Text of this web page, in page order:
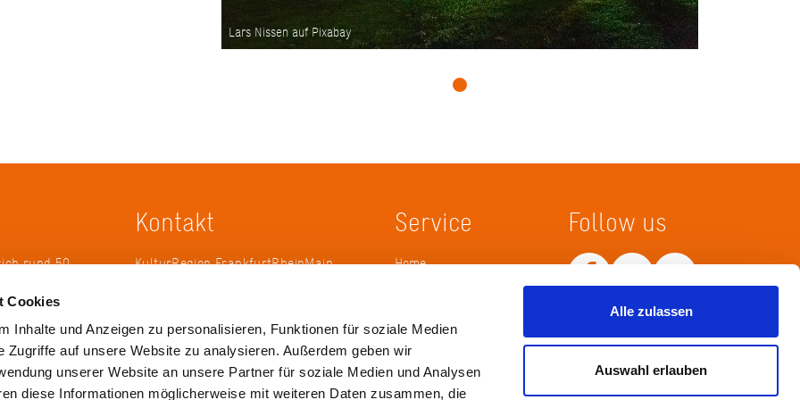
Cookies
Inhalte und Anzeigen zu personalisieren, Funktionen für soziale Medien
Zugriffe auf unsere Website zu analysieren. Außerdem geben wir
unserer Website an unsere Partner für soziale Medien und Analysen
diese Informationen möglicherweise mit weiteren Daten zusammen, die
Alle zulassen
Auswahl erlauben
Lars Nissen auf Pixabay
rund 50
2005 die
ihren
zu
Kontakt
KulturRegion FrankfurtRheinMain
Tel.: +49 69 2577-1700
Fax: +49 69 2577-1750
E-Mail:info@krfrm.de
Service
Home
Follow us
Netiquette